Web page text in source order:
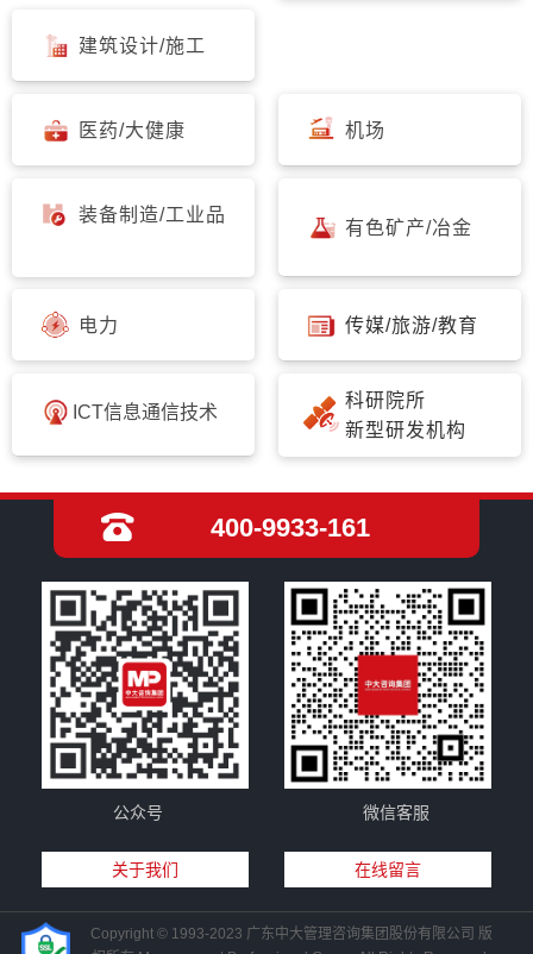
建筑设计/施工
医药/大健康 机场
装备制造/工业品
有色矿产/冶金
电力 传媒/旅游/教育
ICT信息通信技术
科研院所
新型研发机构
400-9933-161
公众号 微信客服
关于我们 在线留言
Copyright © 1993-2023 广东中大管理咨询集团股份有限公司 版